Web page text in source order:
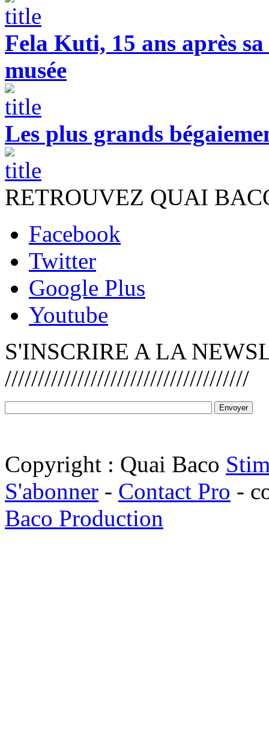
Fela Kuti, 15 ans après
musée
Les plus grands
RETROUVEZ QUAI
Facebook
Twitter
Google Plus
Youtube
S'INSCRIRE A LA
/////////////////////////////////////
Copyright : Quai Baco
S'abonner - Contact Pro -
Baco Production